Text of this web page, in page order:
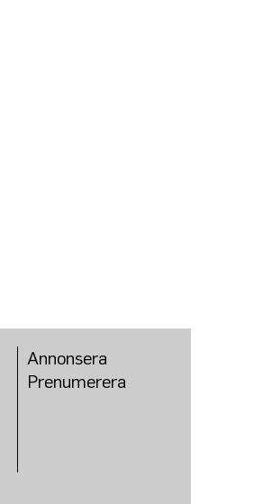
Annonsera
Prenumerera